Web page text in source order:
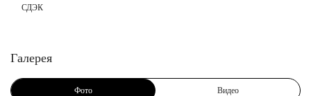
СДЭК
Галерея
Фото Видео